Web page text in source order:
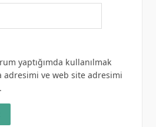
yaptığımda kullanılmak
adresimi ve web site adresimi